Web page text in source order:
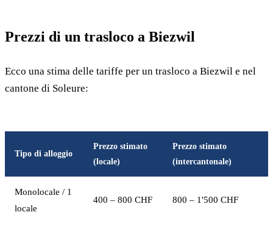
Prezzi di un trasloco a Biezwil
Ecco una stima delle tariffe per un trasloco a Biezwil e nel
cantone di Soleure:
Tipo di alloggio
Prezzo stimato
(locale)
Prezzo stimato
(intercantonale)
Monolocale / 1
locale
400 – 800 CHF 800 – 1'500 CHF